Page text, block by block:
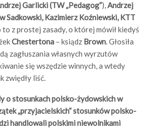
Garlicki (TW „Pedagog”),Andrzej
Sadkowski, Kazimierz Koźniewski, KTT
to z prostej zasady, o której mówił kiedyś
Chestertona – ksiądz Brown. Głosiła
zagłuszania własnych wyrzutów
się wszędzie winnych, a wtedy
zwiędły liść.
o stosunkach polsko-żydowskich w
„przyjacielskich” stosunków polsko-
handlowali polskimi niewolnikami